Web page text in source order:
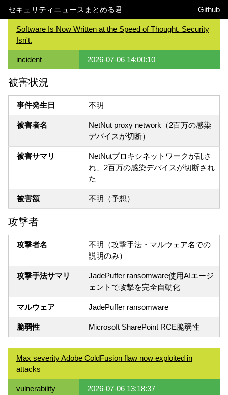
セキュリティニュースまとめる君 Github
Software Is Now Written at the Speed of Thought. Security
Isn't.
incident 2026-07-06 14:00:10
被害状況
事件発生日 不明
被害者名
NetNut proxy network（2百万の感染
デバイスが切断）
被害サマリ
NetNutプロキシネットワークが乱さ
れ、2百万の感染デバイスが切断され
た
被害額 不明（予想）
攻撃者
攻撃者名
不明（攻撃手法・マルウェア名での
説明のみ）
攻撃手法サマリ
JadePuffer ransomware使用AIエージ
ェントで攻撃を完全自動化
マルウェア JadePuffer ransomware
脆弱性 Microsoft SharePoint RCE脆弱性
Max severity Adobe ColdFusion flaw now exploited in
attacks
vulnerability 2026-07-06 13:18:37